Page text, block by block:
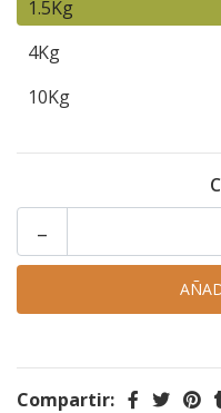
1.5Kg
4Kg
10Kg
-
Compartir: